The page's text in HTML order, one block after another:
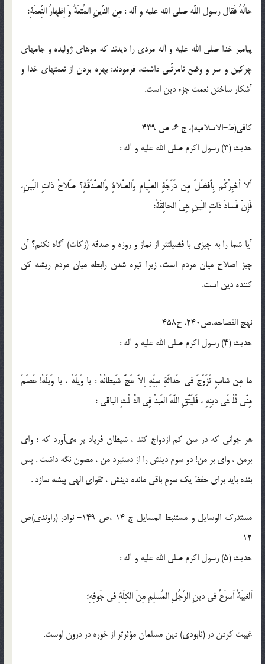
حالُهُ فَقال رسول اللّه‏ صلى ‏الله ‏عليه‏ و ‏آله : مِن الدّينِ المُتعَةُ وَ اِظهارُ النِّعمَةِ؛
پيامبر خدا صلى‏ الله‏ عليه‏ و ‏آله مردى را ديدند كه موهاى ژوليده و جامه‏اى
چركين و سر و وضع نامرتّبى داشت، فرمودند: بهره بردن از نعمت‏هاى خدا و
آشكار ساختن نعمت جزء دين است.
كافى(ط-الاسلامیه)، ج 6، ص 439
حدیث (3) رسول اكرم صلى الله عليه و آله :
أَلا اُخبِرُكُم بِأَفضَلَ مِن دَرَجَةِ الصِّيامِ وَالصَّلاةِ وَالصَّدَقَةِ؟ صَلاحُ ذاتِ البَينِ،
فَإِنَّ فَسادَ ذاتِ البَينِ هِىَ الحالِقَةُ؛
آيا شما را به چيزى با فضيلت‏تر از نماز و روزه و صدقه (زكات) آگاه نكنم؟ آن
چيز اصلاح ميان مردم است، زيرا تيره شدن رابطه ميان مردم ريشه ‏كن
كننده دين است.
نهج الفصاحه،ص240، ح‏458
حدیث (4) رسول اكرم صلى الله عليه و آله :
ما مِن شابٍ تَزَوَّجَ فى حَداثَةِ سِنِّهِ اِلاّ عَجَّ شَيطانُهُ : يا وَيلَهُ ، يا وَيلَهُ! عَصَمَ
مِنّى ثُلُـثَى دينِهِ ، فَليَتَّقِ اللّه‏َ العَبدُ فِى الثُّـلُثِ الباقى ؛
هر جوانى كه در سن كم ازدواج كند ، شيطان فرياد بر مى‏آورد كه : واى
برمن ، واى بر من! دو سوم دينش را از دستبرد من ، مصون نگه داشت . پس
بنده بايد براى حفظ يك سومِ باقى مانده دينش ، تقواى الهى پيشه سازد .
مستدرک الوسایل و مستنبط المسایل ج 14 ،ص 149- نوادر (راوندى)ص
12
حدیث (5) رسول اكرم صلى الله عليه و آله :
اَلغيبَةُ اَسرَعُ فى دينِ الرَّجُلِ المُسلِمِ مِنَ الكِلَةِ فى جَوفِهِ؛
غيبت كردن در (نابودى) دين مسلمان مؤثرتر از خوره در درون اوست.